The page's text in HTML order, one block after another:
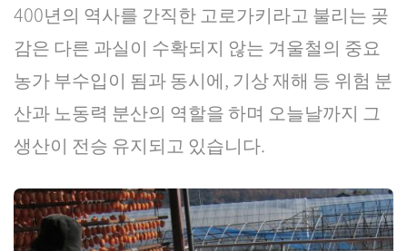
400년의 역사를 간직한 고로가키라고 불리는 곶
감은 다른 과실이 수확되지 않는 겨울철의 중요
농가 부수입이 됨과 동시에, 기상 재해 등 위험 분
산과 노동력 분산의 역할을 하며 오늘날까지 그
생산이 전승 유지되고 있습니다.